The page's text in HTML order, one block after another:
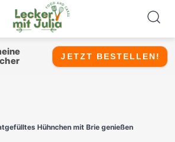
JETZT BESTELLEN!
Hühnchen mit Brie genießen